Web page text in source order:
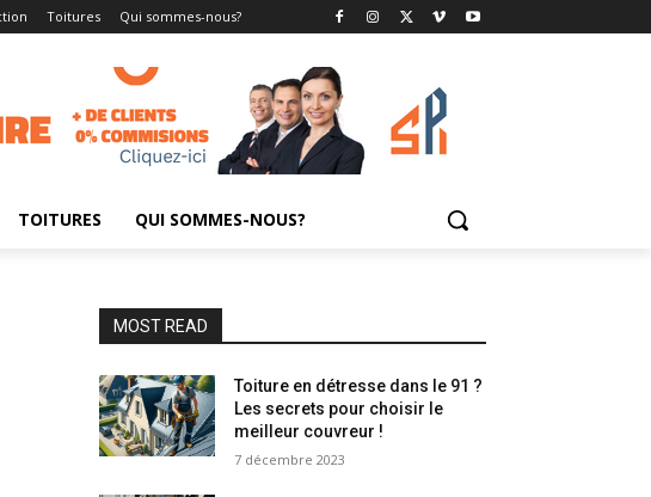
Toitures Qui sommes-nous?
TOITURES QUI SOMMES-NOUS?
MOST READ
Toiture en détresse dans le 91 ?
Les secrets pour choisir le
meilleur couvreur !
7 décembre 2023